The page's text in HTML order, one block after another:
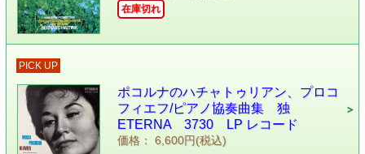
在庫切れ
PICK UP
ポコルナのハチャトゥリアン、プロコ
フィエフ/ピアノ協奏曲集 独
ETERNA 3730 LP レコード
価格： 6,600円(税込)